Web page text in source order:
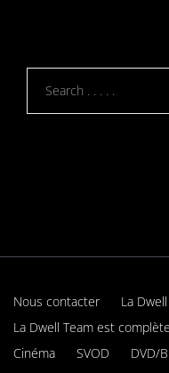
Nous contacter
La
La Dwell Team est
Cinéma
SVOD
DVD/